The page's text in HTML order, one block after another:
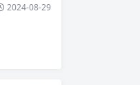
2024-08-29